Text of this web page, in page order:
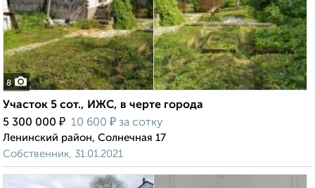
8
Участок 5 сот., ИЖС, в черте города
5 300 000 ₽ 10 600 ₽ за сотку
Ленинский район, Солнечная 17
Собственник, 31.01.2021